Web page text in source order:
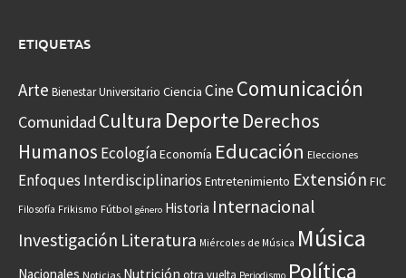
ETIQUETAS
Arte Bienestar Universitario Ciencia CineComunicación
Comunidad Cultura Deporte Derechos
Humanos EcologíaEconomía Educación Elecciones
Enfoques Interdisciplinarios Entretenimiento Extensión FIC
Filosofía Frikismo Fútbol género Historia Internacional
Investigación Literatura Miércoles de Música Música
Nacionales Noticias Nutrición otra vuelta Periodismo Política